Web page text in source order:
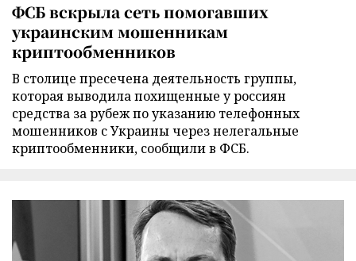
ФСБ вскрыла сеть помогавших
украинским мошенникам
криптообменников
В столице пресечена деятельность группы,
которая выводила похищенные у россиян
средства за рубеж по указанию телефонных
мошенников с Украины через нелегальные
криптообменники, сообщили в ФСБ.